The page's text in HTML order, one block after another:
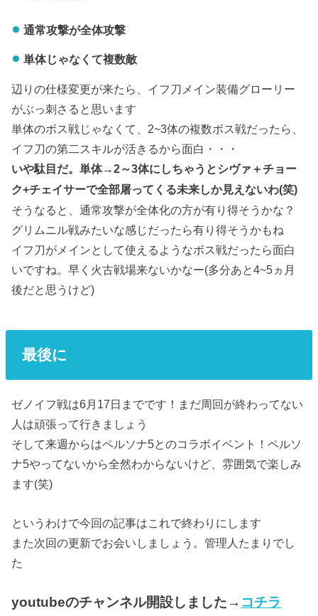
通常攻撃が全体攻撃
単体じゃなくて複数敵
辺りの仕様変更が来たら、イフ刀メイン装備グローリー
がぶっ刺さると思います
単体のボス戦じゃなくて、2~3体の複数ボス戦だったら、
イフ刀の第二スキルが活きるから面白・・・
いや駄目だ。単体→2～3体にしちゃうとシヴァ＋チョー
ク+チェイサーで全部屠ってくる未来しか見えないわ(笑)
そうなると、通常攻撃が全体化の方が有り得そうかな？
グリムニル戦みたいな感じだったら有り得そうかもね
イフ刀がメインとして使えるようなボス戦だったら面白
いですね。早く火古戦場来ないかなー(多分あと4~5ヵ月
後だと思うけど)
最後に
ゼノイフ戦は6月17日までです！まだ周回が終わってない
人は頑張って行きましょう
そして来週からはペルソナ5とのコラボイベント！ペルソ
ナ5やってないから全然わからないけど、雰囲気で楽しみ
ます(笑)
というわけで今回の記事はこれで終わりにします
また次回の更新でお会いしましょう。管理人たまりでし
た
youtubeのチャンネル開設しました→ コチラ